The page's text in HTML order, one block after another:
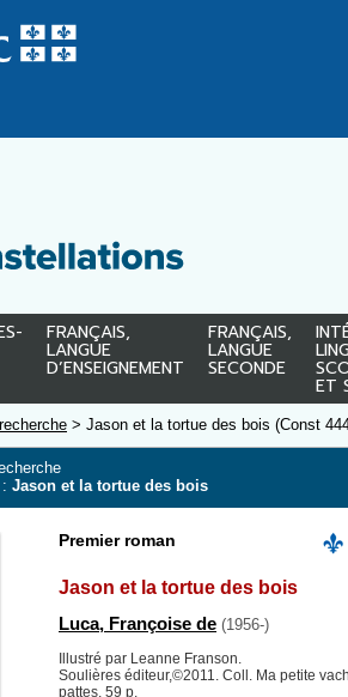
FRANÇAIS,
LANGUE
D’ENSEIGNEMENT
FRANÇAIS,
LANGUE
SECONDE
ET
> Jason et la tortue des bois (Const
Jason et la tortue des bois
Premier roman
Jason et la tortue des bois
Luca, Françoise de (1956-)
Illustré par Leanne Franson.
Soulières éditeur,©2011. Coll. Ma petite
pattes, 59 p.